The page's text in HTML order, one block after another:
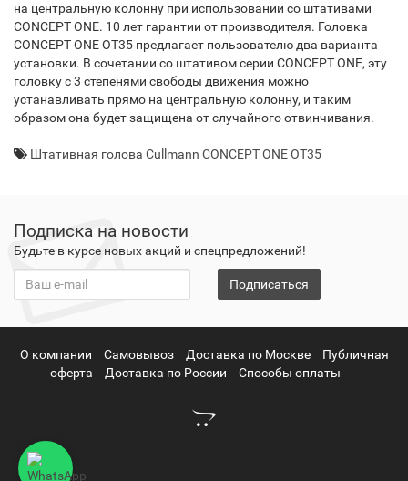
на центральную колонну при использовании со штативами
CONCEPT ONE. 10 лет гарантии от производителя. Головка
CONCEPT ONE OT35 предлагает пользователю два варианта
установки. В сочетании со штативом серии CONCEPT ONE, эту
головку с 3 степенями свободы движения можно
устанавливать прямо на центральную колонну, и таким
образом она будет защищена от случайного отвинчивания.
Штативная голова Cullmann CONCEPT ONE OT35
Подписка на новости
Будьте в курсе новых акций и спецпредложений!
Подписаться
О компании Самовывоз Доставка по Москве
Публичная
оферта
Доставка по России Способы оплаты